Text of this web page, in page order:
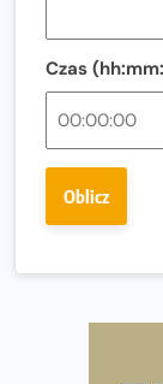
Co ma dużo
diety
Rozbiegany
Wystartuje
poradnik
Ile razy w
często
Czas
Oblicz